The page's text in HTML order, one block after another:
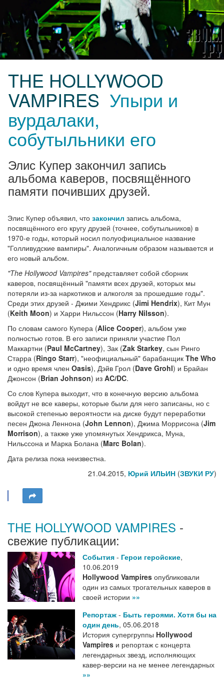
THE HOLLYWOOD
VAMPIRES Упыри и
вурдалаки,
собутыльники его
Элис Купер закончил запись
альбома каверов, посвящённого
памяти почивших друзей.
Элис Купер объявил, что закончил запись альбома,
посвящённого его кругу друзей (точнее, собутыльников) в
1970-е годы, который носил полуофициальное название
"Голливудские вампиры". Аналогичным образом называется и
его новый альбом.
"The Hollywood Vampires"представляет собой сборник
каверов, посвящённый "памяти всех друзей, которых мы
потеряли из-за наркотиков и алкоголя за прошедшие годы".
Среди этих друзей - Джими Хендрикс (Jimi Hendrix), Кит Мун
(Keith Moon) и Харри Нильссон (Harry Nilsson).
По словам самого Купера (Alice Cooper), альбом уже
полностью готов. В его записи приняли участие Пол
Маккартни (Paul McCartney), Зак (Zak Starkey, сын Ринго
Старра (Ringo Starr), "неофициальный" барабанщик The Who
и одно время член Oasis), Дэйв Грол (Dave Grohl) и Брайан
Джонсон (Brian Johnson) из AC/DC.
Со слов Купера выходит, что в конечную версию альбома
войдут не все каверы, которые были для него записаны, но с
высокой степенью вероятности на диске будут переработки
песен Джона Леннона (John Lennon), Джима Моррисона (Jim
Morrison), а также уже упомянутых Хендрикса, Муна,
Нильссона и Марка Болана (Marc Bolan).
Дата релиза пока неизвестна.
21.04.2015, Юрий ИЛЬИН (ЗВУКИ РУ)
THE HOLLYWOOD VAMPIRES -
свежие публикации:
События - Герои геройские,
10.06.2019
Hollywood Vampires опубликовали
один из самых трогательных каверов в
своей истории »»
Репортаж - Быть героями. Хотя бы на
один день, 05.06.2018
История супергруппы Hollywood
Vampires и репортаж с концерта
легендарных звезд, исполняющих
кавер-версии на не менее легендарных
»»